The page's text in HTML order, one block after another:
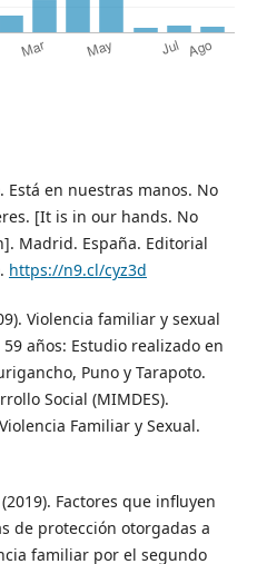
en nuestras manos. No
[It is in our hands. No
Madrid. España. Editorial
https://n9.cl/cyz3d
Violencia familiar y sexual
años: Estudio realizado en
Puno y Tarapoto.
Social (MIMDES).
Familiar y Sexual.
Factores que influyen
de protección otorgadas a
familiar por el segundo